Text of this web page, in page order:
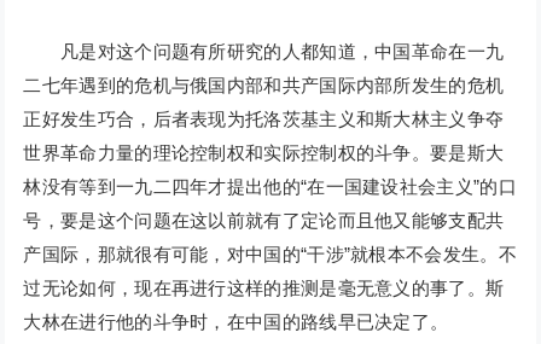
凡是对这个问题有所研究的人都知道，中国革命在一九
二七年遇到的危机与俄国内部和共产国际内部所发生的危机
正好发生巧合，后者表现为托洛茨基主义和斯大林主义争夺
世界革命力量的理论控制权和实际控制权的斗争。要是斯大
林没有等到一九二四年才提出他的“在一国建设社会主义”的口
号，要是这个问题在这以前就有了定论而且他又能够支配共
产国际，那就很有可能，对中国的“干涉”就根本不会发生。不
过无论如何，现在再进行这样的推测是毫无意义的事了。斯
大林在进行他的斗争时，在中国的路线早已决定了。